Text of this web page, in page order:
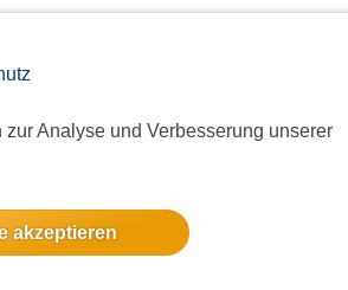
Analyse und Verbesserung unserer
akzeptieren